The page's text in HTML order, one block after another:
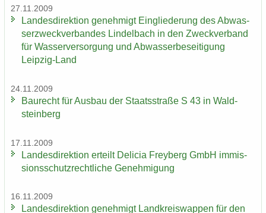
27.11.2009
Lan­des­di­rek­ti­on ge­neh­migt Ein­glie­de­rung des Ab­was­
ser­zweck­ver­ban­des Lindel­bach in den Zweck­ver­band
für Was­ser­ver­sor­gung und Ab­was­ser­be­sei­ti­gung
Leipzig-​Land
24.11.2009
Bau­recht für Aus­bau der Staats­stra­ße S 43 in Wald­
stein­berg
17.11.2009
Lan­des­di­rek­ti­on er­teilt De­li­cia Frey­berg GmbH im­mis­
si­ons­schutz­recht­li­che Ge­neh­mi­gung
16.11.2009
Lan­des­di­rek­ti­on ge­neh­migt Land­kreis­wap­pen für den